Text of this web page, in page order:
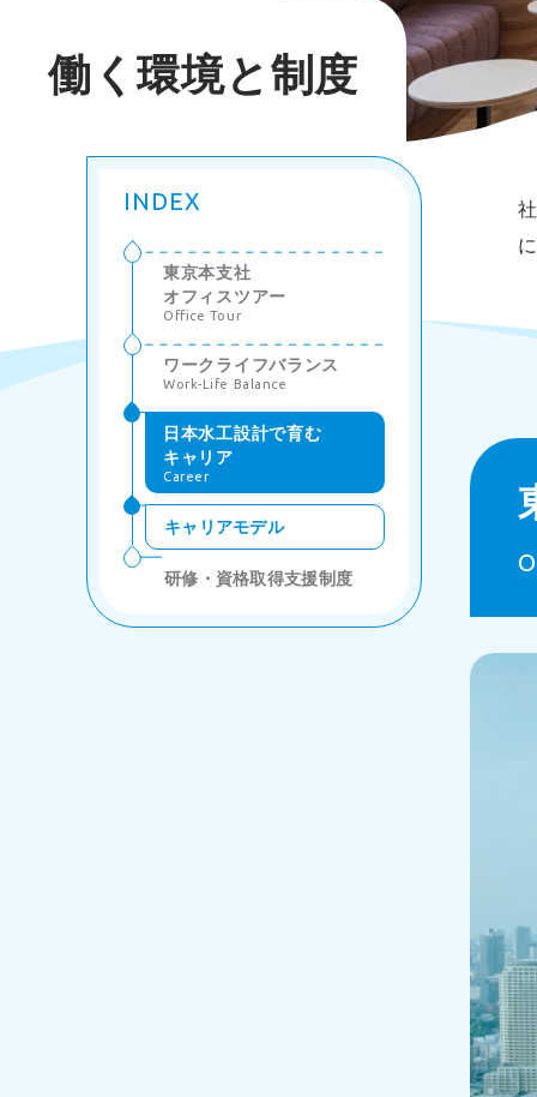
働く環境と制度
INDEX
東京本支社
オフィスツアー
Office Tour
ワークライフバランス
Work-Life Balance
日本水工設計で育む
キャリア
Career
キャリアモデル
研修・資格取得支援制度